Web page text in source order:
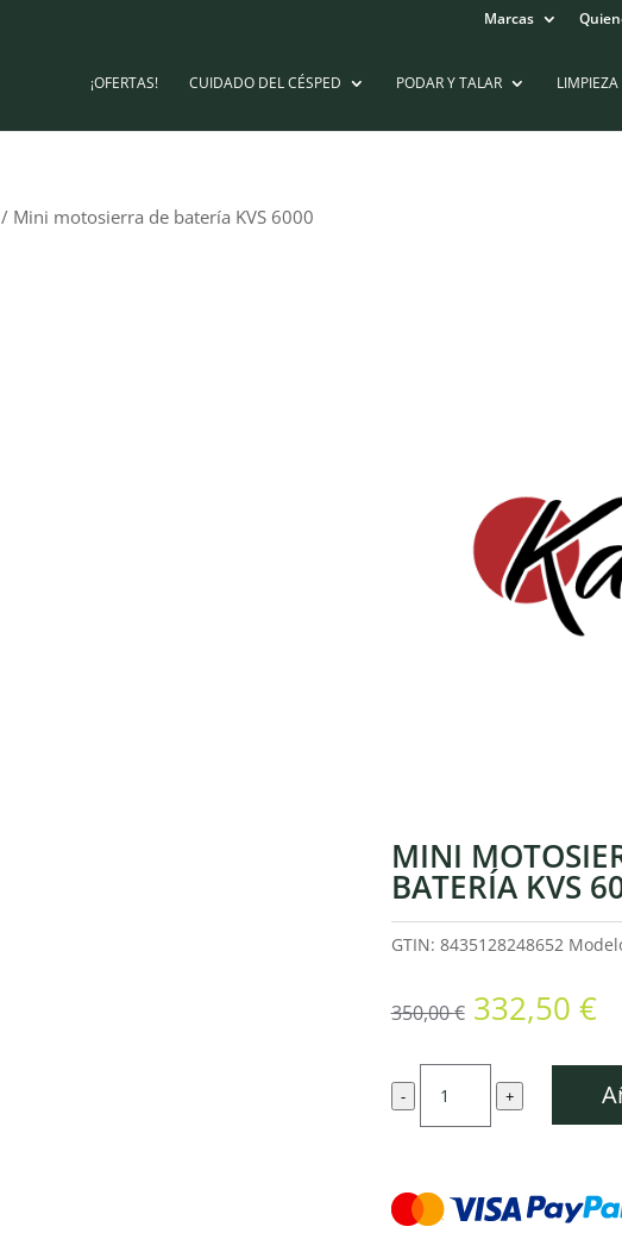
Marcas
¡OFERTAS! CUIDADO DEL CÉSPED PODAR Y TALAR LIMPIEZA
/ Mini motosierra de batería KVS 6000
MINI
BATERÍA KVS
GTIN: 8435128248652
350,00€ El
precio
original
era:
350,00 €.
332,50 €El
-
motosierra
KVS
6000
+